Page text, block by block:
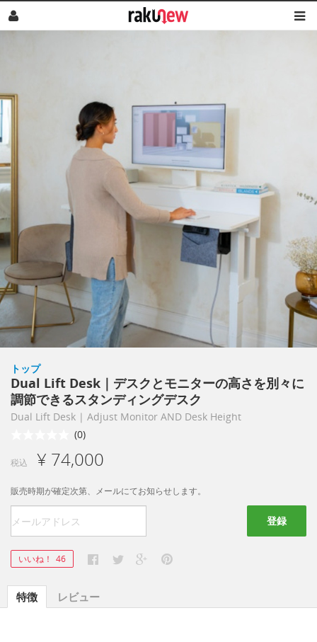
トップ
Dual Lift Desk｜デスクとモニターの高さを別々に
調節できるスタンディングデスク
Dual Lift Desk | Adjust Monitor AND Desk Height
(0)
税込 ¥ 74,000
販売時期が確定次第、メールにてお知らせします。
登録
いいね！ 46
特徴 レビュー